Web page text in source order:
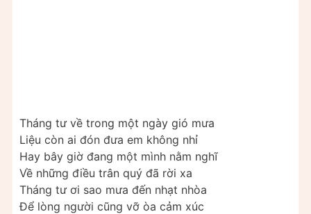
Tháng tư về trong một ngày gió mưa
Liệu còn ai đón đưa em không nhỉ
Hay bây giờ đang một mình nằm nghĩ
Về những điều trân quý đã rời xa
Tháng tư ơi sao mưa đến nhạt nhòa
Để lòng người cũng vỡ òa cảm xúc